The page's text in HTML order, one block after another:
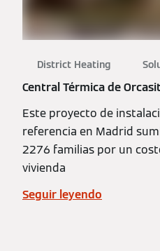
District Heating
Central Térmica de
Este proyecto de
referencia en Madrid
2276 familias por un
vivienda
Seguir leyendo